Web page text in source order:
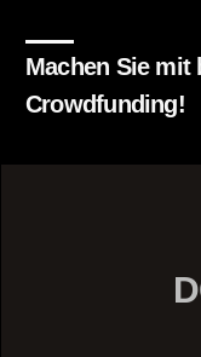
Machen Sie mit
Crowdfunding!